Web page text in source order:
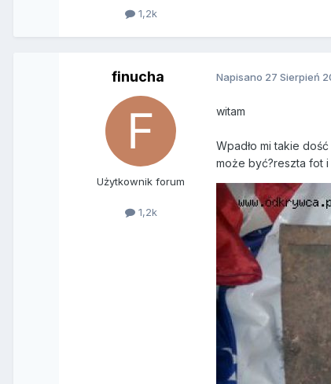
1,2k
finucha
Użytkownik forum
1,2k
Napisano 27 Sierpień
witam
Wpadło mi takie
może być?reszta fot